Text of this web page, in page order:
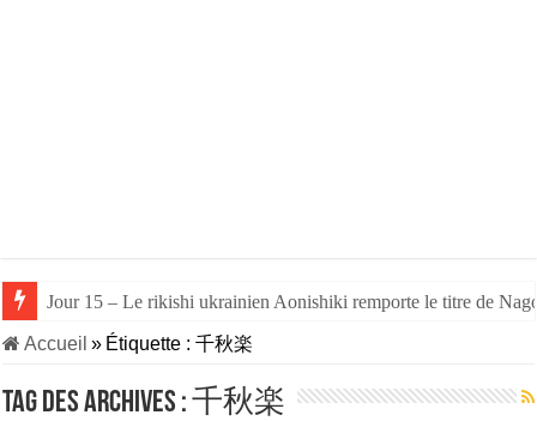
Jour 15 – Le rikishi ukrainien Aonishiki remporte le titre de
Accueil » Étiquette :千秋楽
Tag des archives :千秋楽